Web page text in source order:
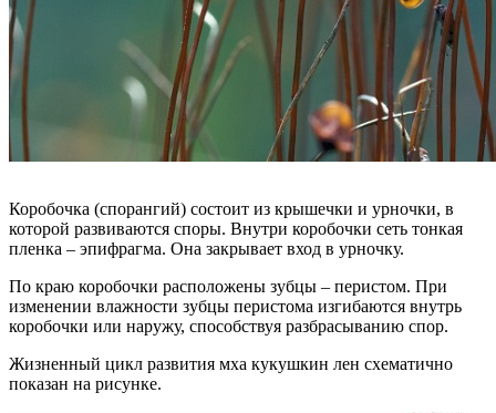
Коробочка (спорангий) состоит из крышечки и урночки, в
которой развиваются споры. Внутри коробочки сеть тонкая
пленка – эпифрагма. Она закрывает вход в урночку.
По краю коробочки расположены зубцы – перистом. При
изменении влажности зубцы перистома изгибаются внутрь
коробочки или наружу, способствуя разбрасыванию спор.
Жизненный цикл развития мха кукушкин лен схематично
показан на рисунке.